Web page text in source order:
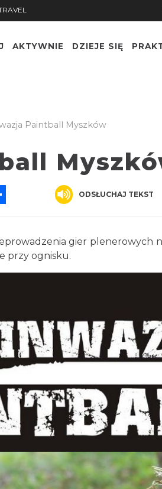
AKTYWNIE DZIEJE SIĘ
Paintball Myszków
ODSŁUCHAJ TEKST
gier plenerowych
przy ognisku.